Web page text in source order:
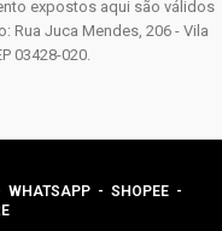
expostos aqui são válidos
Rua Juca Mendes, 206 - Vila
03428-020.
WHATSAPP - SHOPEE -